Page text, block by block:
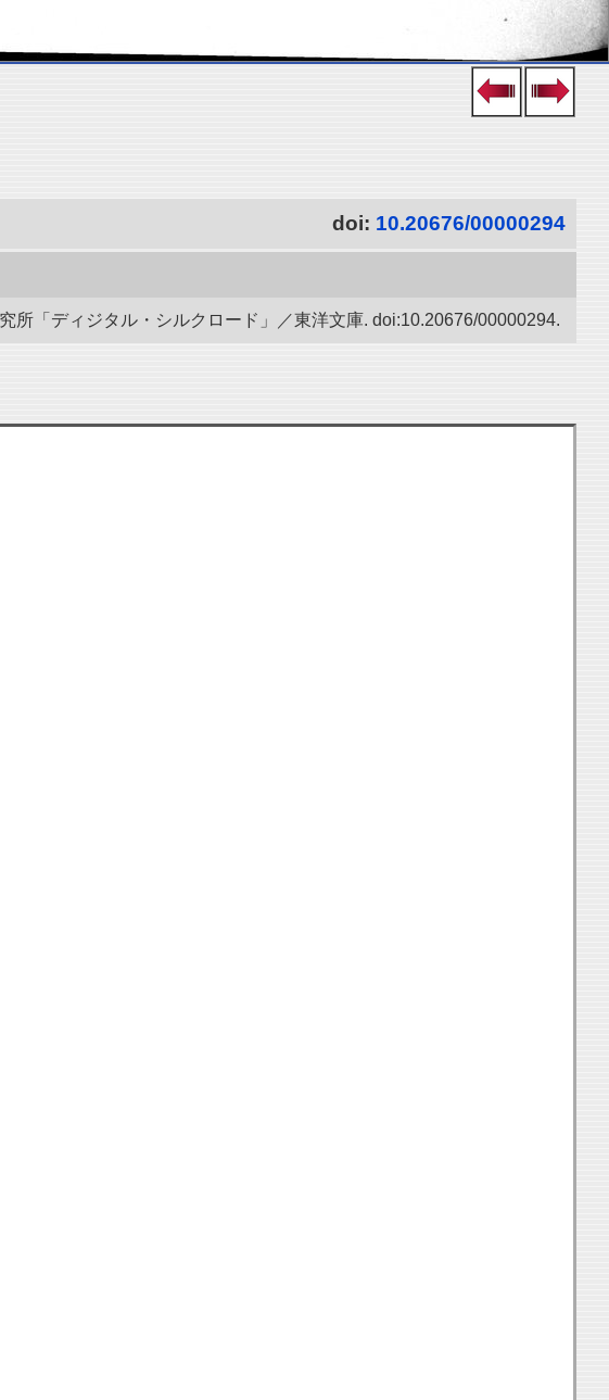
doi: 10.20676/00000294
所「ディジタル・シルクロード」／東洋文庫. doi:10.20676/00000294.